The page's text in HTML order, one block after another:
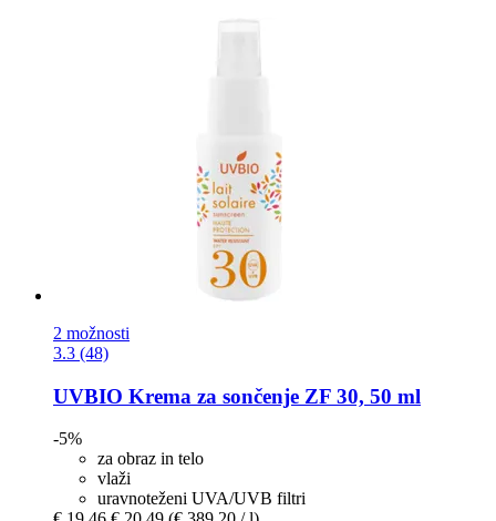
2 možnosti
3.3 (48)
UVBIO Krema za sončenje ZF 30, 50 ml
-5%
za obraz in telo
vlaži
uravnoteženi UVA/UVB filtri